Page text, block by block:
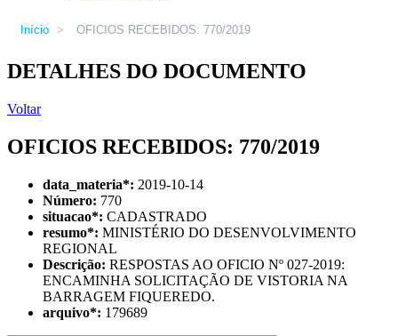
Início > OFICIOS RECEBIDOS: 770/2019
DETALHES DO DOCUMENTO
Voltar
OFICIOS RECEBIDOS: 770/2019
data_materia*: 2019-10-14
Número: 770
situacao*: CADASTRADO
resumo*: MINISTÉRIO DO DESENVOLVIMENTO
REGIONAL
Descrição: RESPOSTAS AO OFICIO Nº 027-2019:
ENCAMINHA SOLICITAÇÃO DE VISTORIA NA
BARRAGEM FIQUEREDO.
arquivo*: 179689